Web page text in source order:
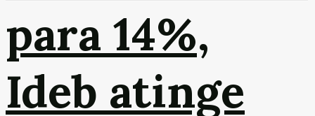
para 14%,
Ideb atinge